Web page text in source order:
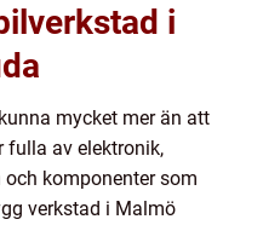
i
mycket mer än att
fulla av elektronik,
komponenter som
verkstad i Malmö